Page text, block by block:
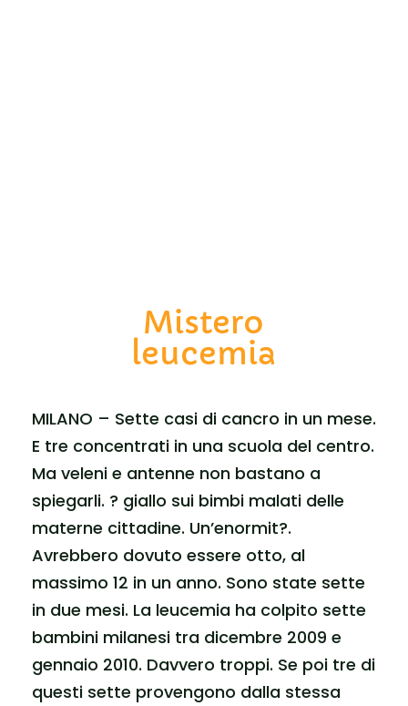
Mistero
leucemia
MILANO – Sette casi di cancro in un mese.
E tre concentrati in una scuola del centro.
Ma veleni e antenne non bastano a
spiegarli. ? giallo sui bimbi malati delle
materne cittadine. Un’enormit?.
Avrebbero dovuto essere otto, al
massimo 12 in un anno. Sono state sette
in due mesi. La leucemia ha colpito sette
bambini milanesi tra dicembre 2009 e
gennaio 2010. Davvero troppi. Se poi tre di
questi sette provengono dalla stessa